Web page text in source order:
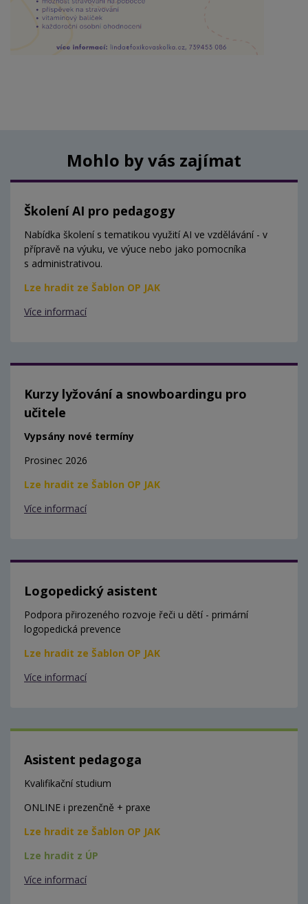
Mohlo by vás zajímat
Školení AI pro pedagogy
Nabídka školení s tematikou využití AI ve vzdělávání - v
přípravě na výuku, ve výuce nebo jako pomocníka
s administrativou.
Lze hradit ze Šablon OP JAK
Více informací
Kurzy lyžování a snowboardingu pro
učitele
Vypsány nové termíny
Prosinec 2026
Lze hradit ze Šablon OP JAK
Více informací
Logopedický asistent
Podpora přirozeného rozvoje řeči u dětí - primární
logopedická prevence
Lze hradit ze Šablon OP JAK
Více informací
Asistent pedagoga
Kvalifikační studium
ONLINE i prezenčně + praxe
Lze hradit ze Šablon OP JAK
Lze hradit z ÚP
Více informací